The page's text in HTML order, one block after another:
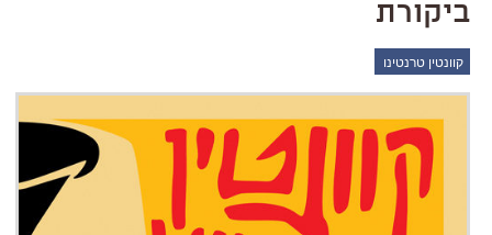
ביקורת
קוונטין טרנטינו